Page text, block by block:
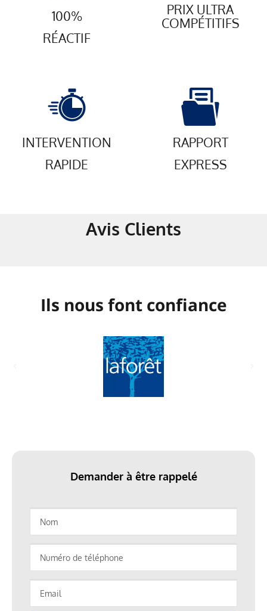
100%
RÉACTIF
PRIX ULTRA
COMPÉTITIFS
INTERVENTION
RAPIDE
RAPPORT
EXPRESS
Avis Clients
Ils nous font confiance
Demander à être rappelé